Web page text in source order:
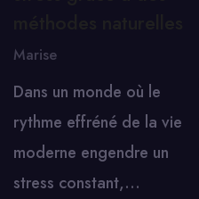
Marise
Dans un monde où le
rythme effréné de la vie
moderne engendre un
stress constant,…